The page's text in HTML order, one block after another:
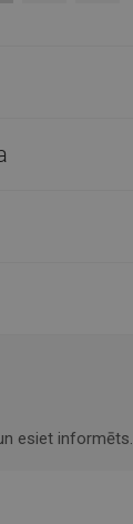
esiet informēts.